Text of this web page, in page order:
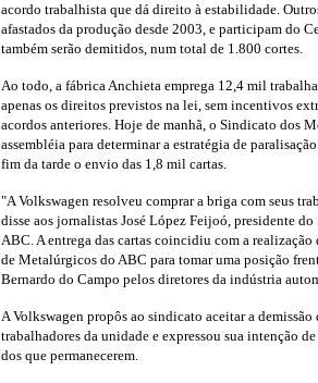
acordo trabalhista que dá direito à estabilidade.
afastados da produção desde 2003, e participam do
também serão demitidos, num total de 1.800 cortes.
Ao todo, a fábrica Anchieta emprega 12,4 mil
apenas os direitos previstos na lei, sem incentivos
acordos anteriores. Hoje de manhã, o Sindicato dos
assembléia para determinar a estratégia de
fim da tarde o envio das 1,8 mil cartas.
"A Volkswagen resolveu comprar a briga com seus
disse aos jornalistas José López Feijoó, presidente
ABC. A entrega das cartas coincidiu com a
de Metalúrgicos do ABC para tomar uma posição
Bernardo do Campo pelos diretores da indústria
A Volkswagen propôs ao sindicato aceitar a
trabalhadores da unidade e expressou sua intenção
dos que permanecerem.